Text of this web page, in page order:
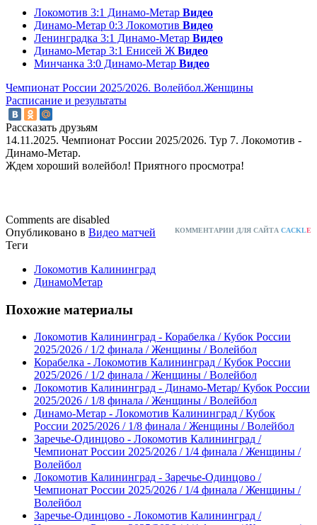
Локомотив 3:1 Динамо-Метар Видео
Динамо-Метар 0:3 Локомотив Видео
Ленинградка 3:1 Динамо-Метар Видео
Динамо-Метар 3:1 Енисей Ж Видео
Минчанка 3:0 Динамо-Метар Видео
Чемпионат России 2025/2026. Волейбол.Женщины
Расписание и результаты
Рассказать друзьям
14.11.2025. Чемпионат России 2025/2026. Тур 7. Локомотив -
Динамо-Метар.
Ждем хороший волейбол! Приятного просмотра!
Comments are disabled
КОММЕНТАРИИ ДЛЯ САЙТА CACKLE
Опубликовано в Видео матчей
Теги
Локомотив Калининград
ДинамоМетар
Похожие материалы
Локомотив Калининград - Корабелка / Кубок России
2025/2026 / 1/2 финала / Женщины / Волейбол
Корабелка - Локомотив Калининград / Кубок России
2025/2026 / 1/2 финала / Женщины / Волейбол
Локомотив Калининград - Динамо-Метар/ Кубок России
2025/2026 / 1/8 финала / Женщины / Волейбол
Динамо-Метар - Локомотив Калининград / Кубок
России 2025/2026 / 1/8 финала / Женщины / Волейбол
Заречье-Одинцово - Локомотив Калининград /
Чемпионат России 2025/2026 / 1/4 финала / Женщины /
Волейбол
Локомотив Калининград - Заречье-Одинцово /
Чемпионат России 2025/2026 / 1/4 финала / Женщины /
Волейбол
Заречье-Одинцово - Локомотив Калининград /